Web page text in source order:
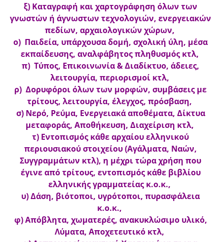
ξ) Καταγραφή και χαρτογράφηση όλων των
γνωστών ή άγνωστων τεχνολογιών, ενεργειακών
πεδίων, αρχαιολογικών χώρων,
ο) Παιδεία, υπάρχουσα δομή, σχολική ύλη, μέσα
εκπαίδευσης, αναλφάβητος πληθυσμός κτλ,
π) Τύπος, Επικοινωνία & Διαδίκτυο, άδειες,
λειτουργία, περιορισμοί κτλ,
ρ) Δορυφόροι όλων των μορφών, συμβάσεις με
τρίτους, λειτουργία, έλεγχος, πρόσβαση,
σ) Νερό, Ρεύμα, Ενεργειακά αποθέματα, Δίκτυα
μεταφοράς, Αποθήκευση, Διαχείριση κτλ,
τ) Εντοπισμός κάθε αρχαίου ελληνικού
περιουσιακού στοιχείου (Αγάλματα, Ναών,
Συγγραμμάτων κτλ), η μέχρι τώρα χρήση που
έγινε από τρίτους, εντοπισμός κάθε βιβλίου
ελληνικής γραμματείας κ.ο.κ.,
υ) Δάση, βιότοποι, υγρότοποι, πυρασφάλεια
κ.ο.κ.,
φ) Απόβλητα, χωματερές, ανακυκλώσιμο υλικό,
Λύματα, Αποχετευτικό κτλ,